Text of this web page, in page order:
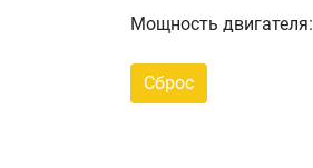
Мощность двигателя: